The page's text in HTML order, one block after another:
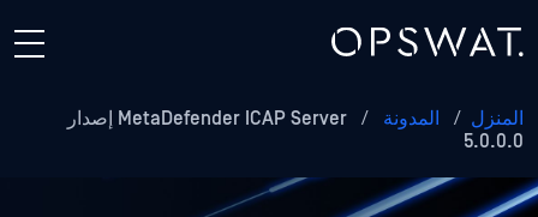
المنزل / المدونة /
MetaDefender ICAP Server إصدار
5.0.0.0